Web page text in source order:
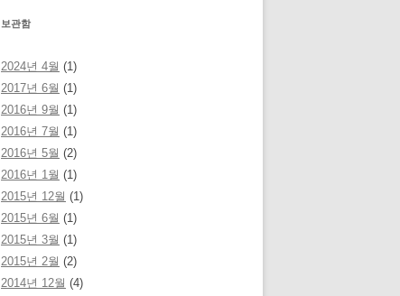
보관함
2024년 4월 (1)
2017년 6월 (1)
2016년 9월 (1)
2016년 7월 (1)
2016년 5월 (2)
2016년 1월 (1)
2015년 12월 (1)
2015년 6월 (1)
2015년 3월 (1)
2015년 2월 (2)
2014년 12월 (4)